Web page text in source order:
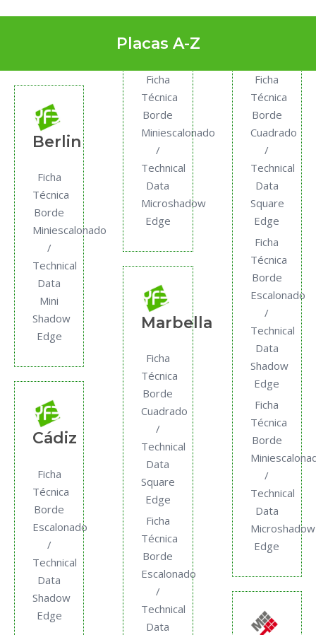
Placas A-Z
Berlin
Ficha
Técnica
Borde
Miniescalonado
/
Technical
Data
Mini
Shadow
Edge
Cádiz
Ficha
Técnica
Borde
Escalonado
/
Technical
Data
Shadow
Edge
Ficha
Técnica
Borde
Miniescalonado
/
Technical
Data
Microshadow
Edge
Marbella
Ficha
Técnica
Borde
Cuadrado
/
Technical
Data
Square
Edge
Ficha
Técnica
Borde
Escalonado
/
Technical
Data
Ficha
Técnica
Borde
Cuadrado
/
Technical
Data
Square
Edge
Ficha
Técnica
Borde
Escalonado
/
Technical
Data
Shadow
Edge
Ficha
Técnica
Borde
/
Technical
Data
Microshadow
Edge